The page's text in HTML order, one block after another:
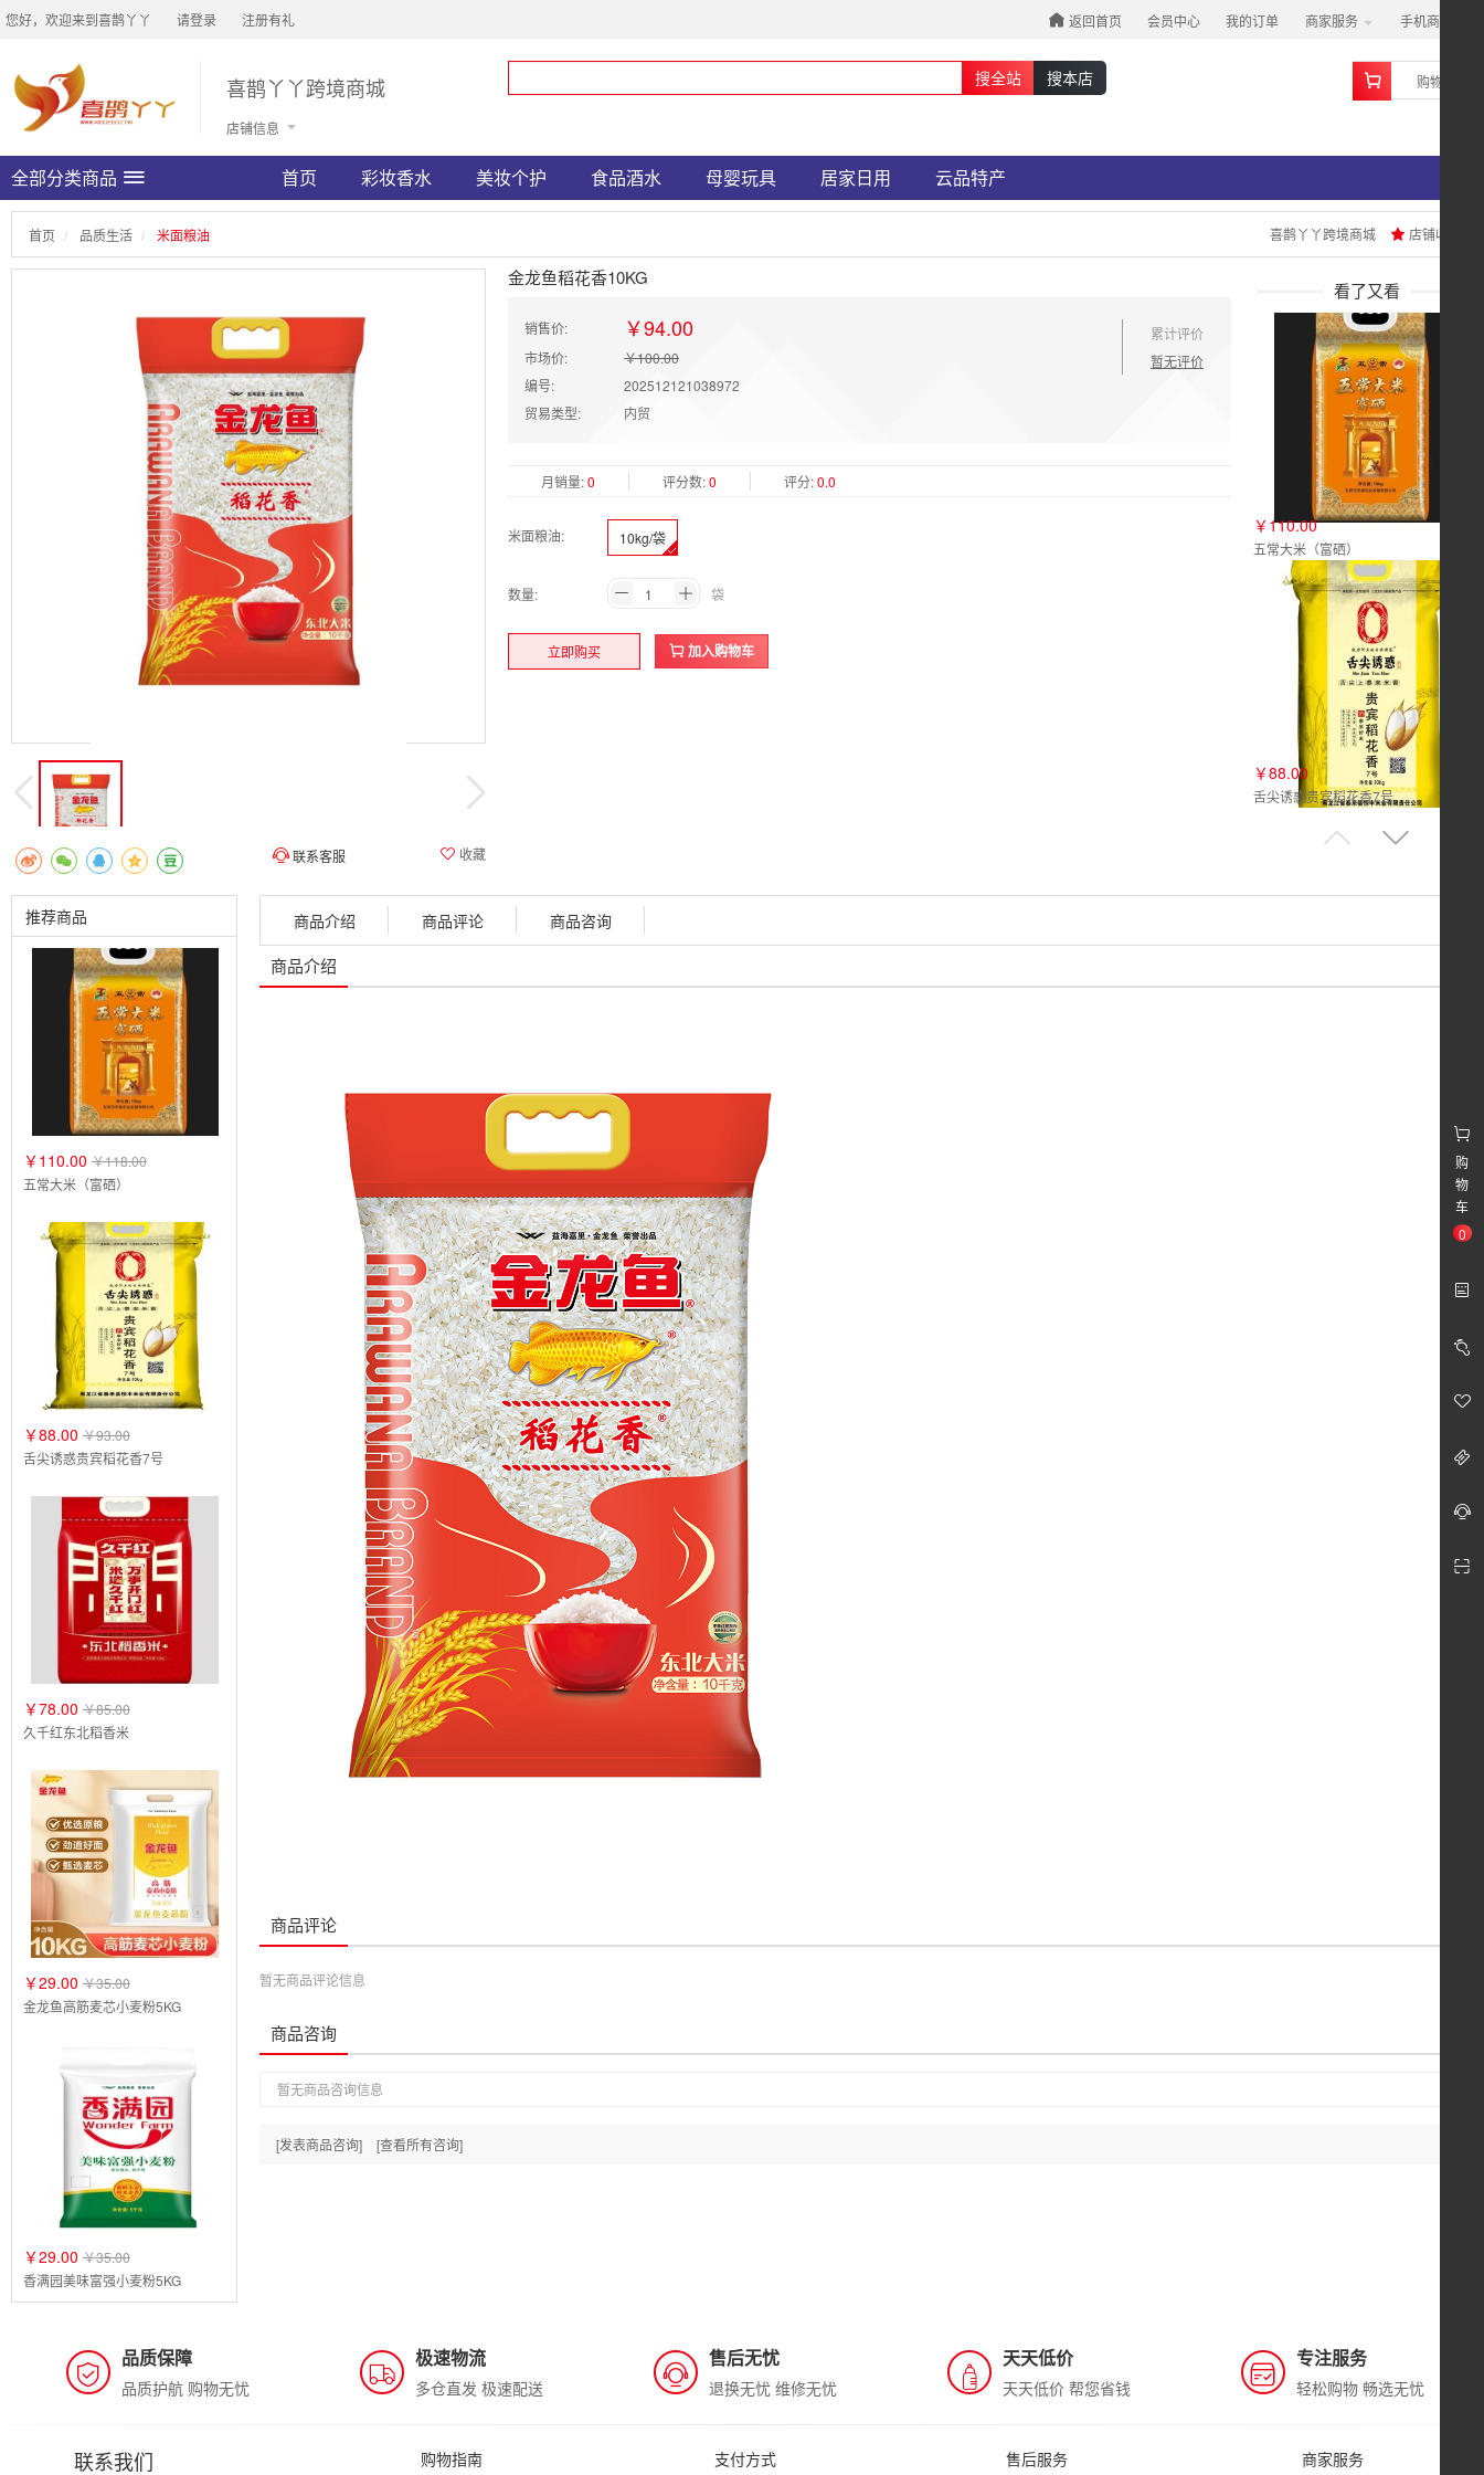
您好，欢迎来到喜鹊丫丫 请登录 注册有礼 返回首页 会员中心 我的订单 商家服务 手机商城
喜鹊丫丫跨境商城
店铺信息
搜全站 搜本店 购物车
全部分类商品 首页 彩妆香水 美妆个护 食品酒水 母婴玩具 居家日用 云品特产
购
物
车
0
首页 品质生活 米面粮油 喜鹊丫丫跨境商城 店铺收藏
联系客服 收藏
金龙鱼稻花香10KG
销售价: ￥94.00
市场价:
￥100.00
编号:
202512121038972
贸易类型:
内贸
累计评价
暂无评价
月销量:0 评分数:0 评分:0.0
米面粮油: 10kg/袋
数量: 袋
立即购买 加入购物车
看了又看
￥110.00
五常大米（富硒）
￥88.00
舌尖诱惑贵宾稻花香7号
推荐商品
￥110.00 ￥118.00
五常大米（富硒）
￥88.00 ￥93.00
舌尖诱惑贵宾稻花香7号
￥78.00 ￥85.00
久千红东北稻香米
￥29.00 ￥35.00
金龙鱼高筋麦芯小麦粉5KG
￥29.00 ￥35.00
香满园美味富强小麦粉5KG
商品介绍 商品评论 商品咨询
商品介绍
商品评论
暂无商品评论信息
商品咨询
暂无商品咨询信息
[发表商品咨询] [查看所有咨询]
品质保障
品质护航 购物无忧
极速物流
多仓直发 极速配送
售后无忧
退换无忧 维修无忧
天天低价
天天低价 帮您省钱
专注服务
轻松购物 畅选无忧
联系我们 购物指南 支付方式 售后服务 商家服务